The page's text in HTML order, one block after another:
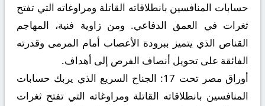
حسابات المنافسين بانطلاقاته القاتلة ومراوغاته التي تفتح
ثغرات في العمق الدفاعي. ومن زاوية فنية، المهاجم
القناص الذي يتميز ببرودة الأعصاب أمام المرمى وقدرته
الفائقة على تحويل أنصاف الفرص إلى أهداف.
أوراق مصر تحت 17:
الجناح السريع الذي يربك حسابات
المنافسين بانطلاقاته القاتلة ومراوغاته التي تفتح ثغرات